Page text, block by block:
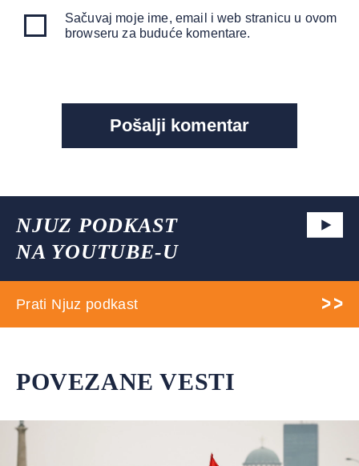
Sačuvaj moje ime, email i web stranicu u ovom
browseru za buduće komentare.
NJUZ PODKAST
NA YOUTUBE-U
Prati Njuz podkast
POVEZANE VESTI